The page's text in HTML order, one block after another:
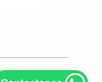
en INPI